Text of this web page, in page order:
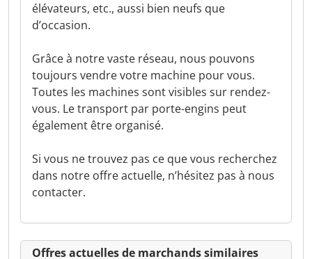
élévateurs, etc., aussi bien neufs que
d’occasion.
Grâce à notre vaste réseau, nous pouvons
toujours vendre votre machine pour vous.
Toutes les machines sont visibles sur rendez-
vous. Le transport par porte-engins peut
également être organisé.
Si vous ne trouvez pas ce que vous recherchez
dans notre offre actuelle, n’hésitez pas à nous
contacter.
Offres actuelles de marchands similaires